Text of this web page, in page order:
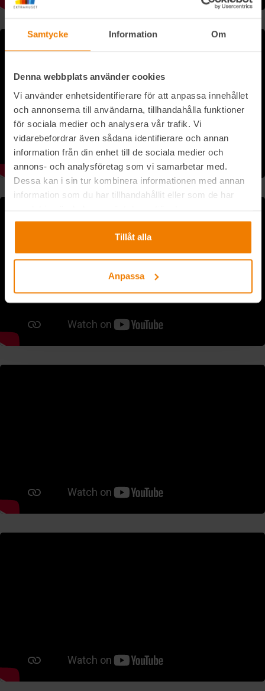
Samtycke Information Om
Denna webbplats använder cookies
Vi använder enhetsidentifierare för att anpassa innehållet
och annonserna till användarna, tillhandahålla funktioner
för sociala medier och analysera vår trafik. Vi
vidarebefordrar även sådana identifierare och annan
information från din enhet till de sociala medier och
annons- och analysföretag som vi samarbetar med.
Dessa kan i sin tur kombinera informationen med annan
information som du har tillhandahållit eller som de har
Tillåt alla
Anpassa